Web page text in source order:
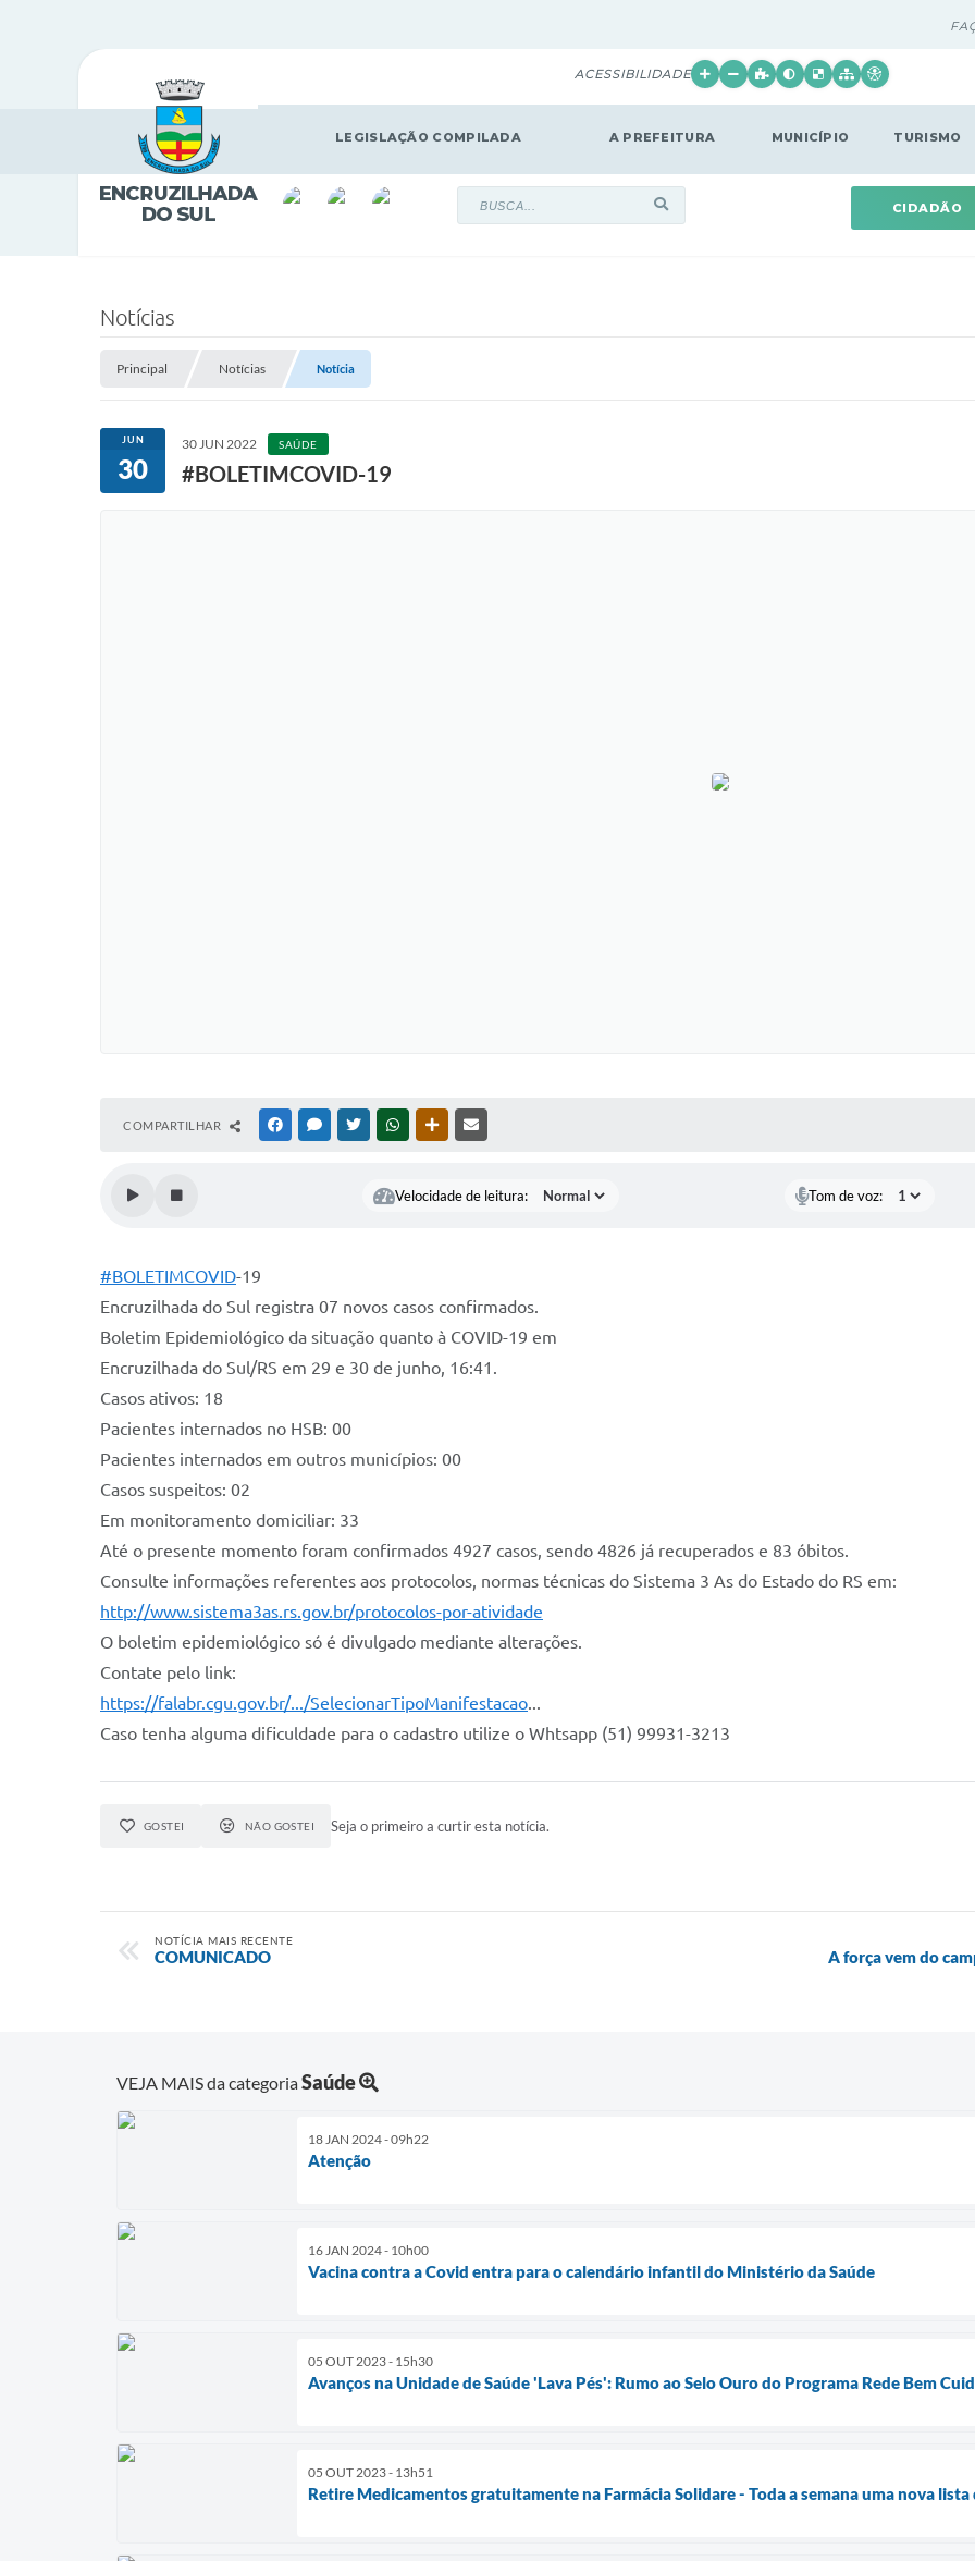
ACESSIBILIDADE
LEGISLAÇÃO COMPILADA A PREFEITURA MUNICÍPIO TURISMO
CIDADÃO
Notícias
Principal Notícias Notícia
JUN
30
30 JUN 2022 SAÚDE
#BOLETIMCOVID-19
COMPARTILHAR FACEBOOKMESSENGER
TWITTERWHATSAPPOUTRAS MÍDIAS
Velocidade de leitura: Tom de voz:
#BOLETIMCOVID-19
Encruzilhada do Sul registra 07 novos casos confirmados.
Boletim Epidemiológico da situação quanto à COVID-19 em
Encruzilhada do Sul/RS em 29 e 30 de junho, 16:41.
Casos ativos: 18
Pacientes internados no HSB: 00
Pacientes internados em outros municípios: 00
Casos suspeitos: 02
Em monitoramento domiciliar: 33
Até o presente momento foram confirmados 4927 casos, sendo 4826 já recuperados e 83 óbitos.
Consulte informações referentes aos protocolos, normas técnicas do Sistema 3 As do Estado do RS em:
http://www.sistema3as.rs.gov.br/protocolos-por-atividade
O boletim epidemiológico só é divulgado mediante alterações.
Contate pelo link:
https://falabr.cgu.gov.br/.../SelecionarTipoManifestacao...
Caso tenha alguma dificuldade para o cadastro utilize o Whtsapp (51) 99931-3213
GOSTEI NÃO GOSTEI Seja o primeiro a curtir esta notícia.
NOTÍCIA MAIS RECENTE
COMUNICADO A força vem do
VEJA MAIS da categoriaSaúde
18 JAN 2024 - 09h22
Atenção
16 JAN 2024 - 10h00
Vacina contra a Covid entra para o calendário infantil do Ministério da Saúde
05 OUT 2023 - 15h30
Avanços na Unidade de Saúde 'Lava Pés': Rumo ao Selo Ouro do Programa Rede Bem
05 OUT 2023 - 13h51
Retire Medicamentos gratuitamente na Farmácia Solidare - Toda a semana uma nova